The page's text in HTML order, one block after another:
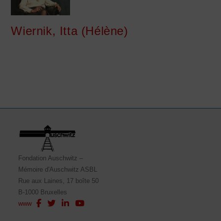
Wiernik, Itta (Hélène)
Fondation Auschwitz –
Mémoire d'Auschwitz ASBL
Rue aux Laines, 17 boîte 50
B-1000 Bruxelles
www